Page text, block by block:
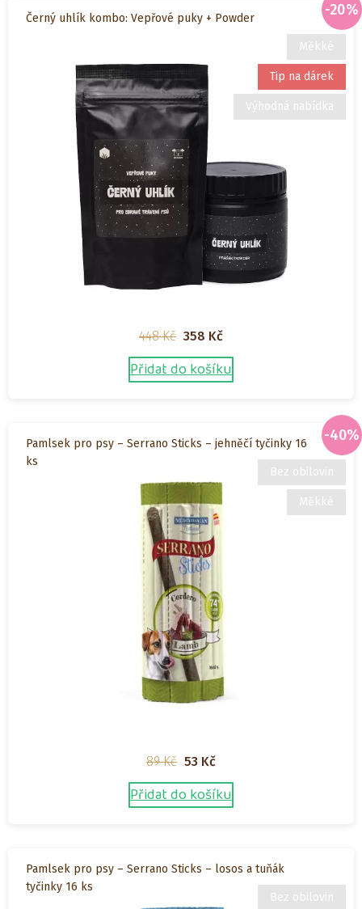
variant.
na
stránce
Měkké
Tip na dárek
Výhodná nabídka
-20%
Černý uhlík kombo: Vepřové puky + Powder
448Kč Původní
cena
byla:
358 KčAktuální
cena
je:
Přidat do košíku
Bez obilovin
Měkké
-40%
Pamlsek pro psy – Serrano Sticks – jehněčí tyčinky 16
ks
89Kč Původní
cena
byla:
53 KčAktuální
cena
je:
Přidat do košíku
Bez obilovin
Pamlsek pro psy – Serrano Sticks – losos a tuňák
tyčinky 16 ks